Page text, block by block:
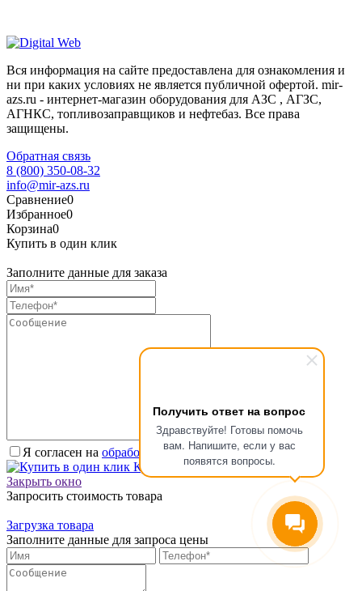
Получить ответ на вопрос
Здравствуйте! Готовы помочь
вам. Напишите, если у вас
появятся вопросы.
Вся информация на сайте предоставлена для ознакомления и
ни при каких условиях не является публичной офертой. mir-
azs.ru - интернет-магазин оборудования для АЗС , АГЗС,
АГНКС, топливозаправщиков и нефтебаз. Все права
защищены.
Обратная связь
8 (800) 350-08-32
info@mir-azs.ru
Сравнение0
Избранное0
Корзина0
Купить в один клик
Заполните данные для заказа
Я согласен на обработку персональных данных.*
Купить в один клик
Закрыть окно
Запросить стоимость товара
Загрузка товара
Заполните данные для запроса цены